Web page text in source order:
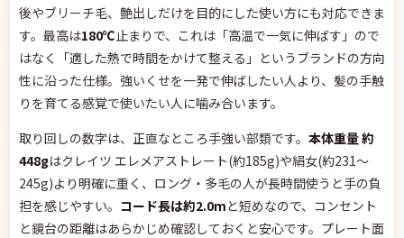
後やブリーチ毛、艶出しだけを目的にした使い方にも対応できま
す。最高は180℃止まりで、これは「高温で一気に伸ばす」ので
はなく「適した熱で時間をかけて整える」というブランドの方向
性に沿った仕様。強いくせを一発で伸ばしたい人より、髪の手触
りを育てる感覚で使いたい人に噛み合います。
取り回しの数字は、正直なところ手強い部類です。 本体重量 約
448gはクレイツ エレメアストレート(約185g)や絹女(約231〜
245g)より明確に重く、ロング・多毛の人が長時間使うと手の負
担を感じやすい。 コード長は約2.0mと短めなので、コンセント
と鏡台の距離はあらかじめ確認しておくと安心です。プレート面